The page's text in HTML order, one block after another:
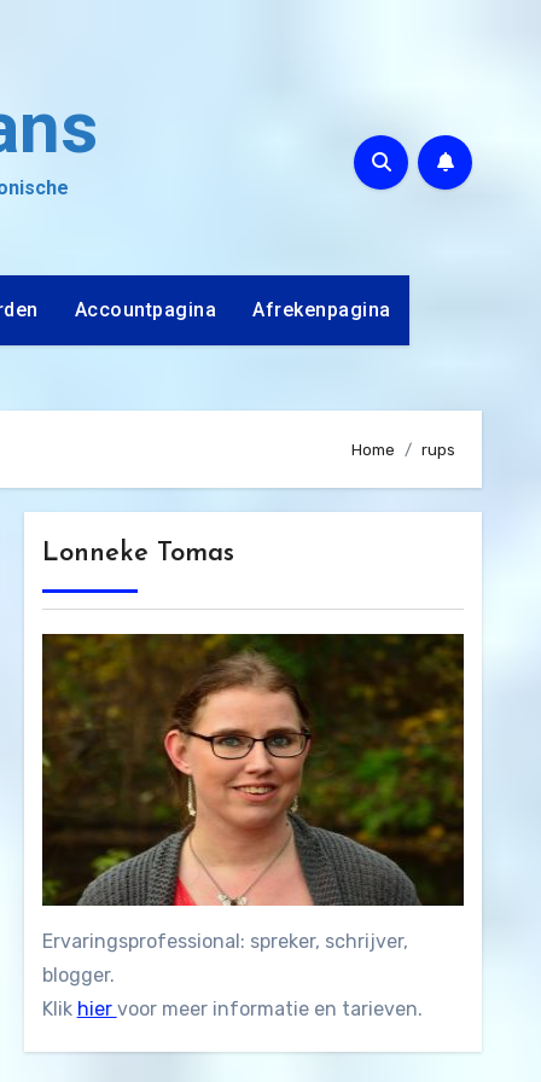
Accountpagina Afrekenpagina
Home rups
Lonneke Tomas
Ervaringsprofessional: spreker, schrijver,
blogger.
Klik hier voor meer informatie en tarieven.